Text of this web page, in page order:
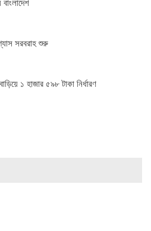
সরবরাহ শুরু
১ হাজার ৫৯৮ টাকা নির্ধারণ